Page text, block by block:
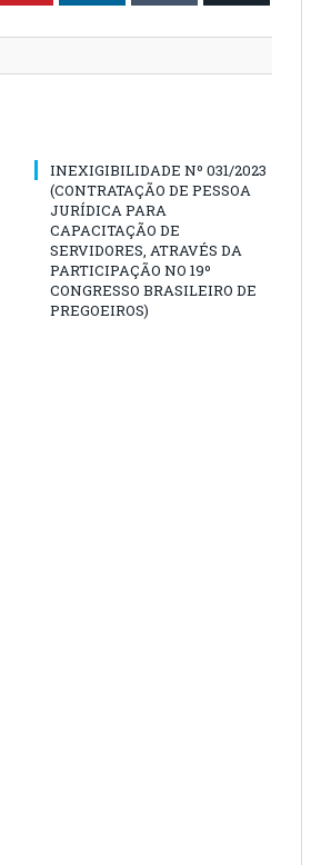
INEXIGIBILIDADE Nº 031/2023
(CONTRATAÇÃO DE PESSOA
JURÍDICA PARA
CAPACITAÇÃO DE
SERVIDORES, ATRAVÉS DA
PARTICIPAÇÃO NO 19º
CONGRESSO BRASILEIRO DE
PREGOEIROS)